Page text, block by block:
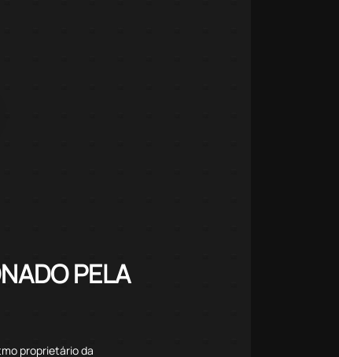
PELA
proprietário da